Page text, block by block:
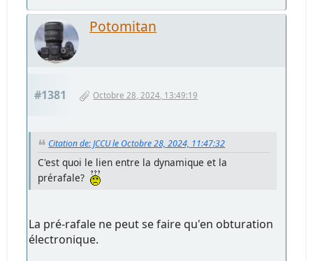
Potomitan
#1381 Octobre 28, 2024, 13:49:19
Citation de: JCCU le Octobre 28, 2024, 11:47:32
C'est quoi le lien entre la dynamique et la
prérafale?
La pré-rafale ne peut se faire qu'en obturation
électronique.